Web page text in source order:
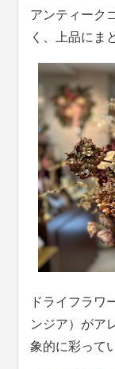
アンティーク
く、上品にま
ドライフラワ
ンジア）がア
象的に彩って